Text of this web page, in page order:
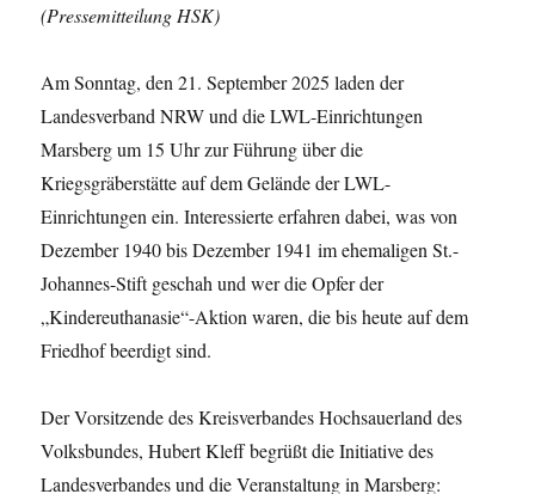
(Pressemitteilung HSK)
Am Sonntag, den 21. September 2025 laden der
Landesverband NRW und die LWL-Einrichtungen
Marsberg um 15 Uhr zur Führung über die
Kriegsgräberstätte auf dem Gelände der LWL-
Einrichtungen ein. Interessierte erfahren dabei, was von
Dezember 1940 bis Dezember 1941 im ehemaligen St.-
Johannes-Stift geschah und wer die Opfer der
„Kindereuthanasie“-Aktion waren, die bis heute auf dem
Friedhof beerdigt sind.
Der Vorsitzende des Kreisverbandes Hochsauerland des
Volksbundes, Hubert Kleff begrüßt die Initiative des
Landesverbandes und die Veranstaltung in Marsberg: